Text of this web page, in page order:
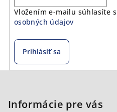
Vložením e-mailu súhlasíte s
osobných údajov
Prihlásiť sa
Informácie pre vás